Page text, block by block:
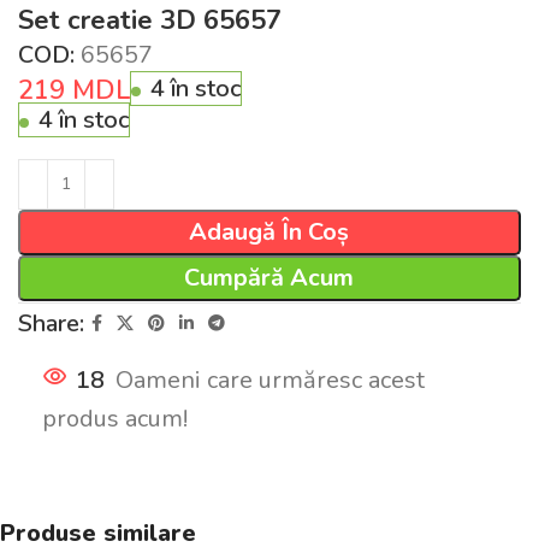
Set creatie 3D 65657
COD: 65657
219 MDL
4 în stoc
4 în stoc
Adaugă În Coș
Cumpără Acum
Share:
18 Oameni care urmăresc acest
produs acum!
Produse similare